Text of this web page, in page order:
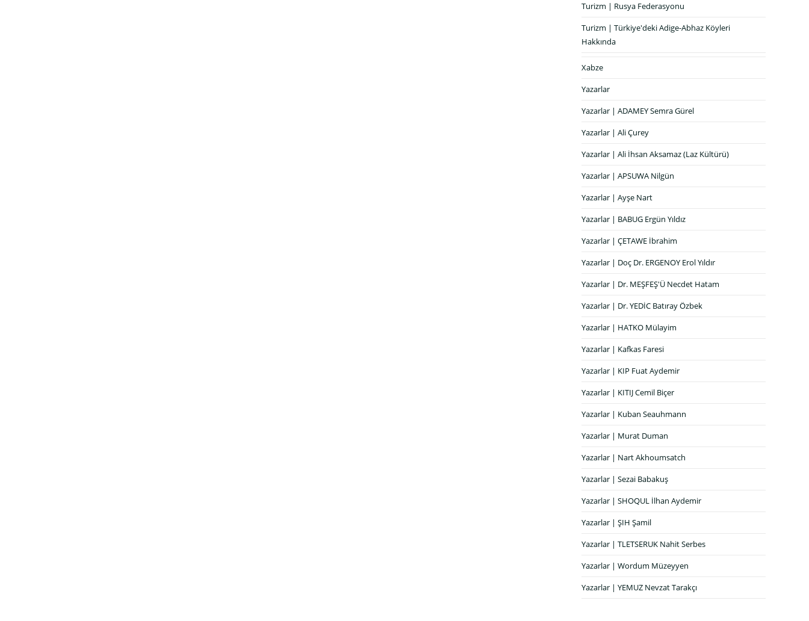
Turizm | Rusya Federasyonu
Turizm | Türkiye'deki Adige-Abhaz Köyleri
Hakkında
Xabze
Yazarlar
Yazarlar | ADAMEY Semra Gürel
Yazarlar | Ali Çurey
Yazarlar | Ali İhsan Aksamaz (Laz Kültürü)
Yazarlar | APSUWA Nilgün
Yazarlar | Ayşe Nart
Yazarlar | BABUG Ergün Yıldız
Yazarlar | ÇETAWE İbrahim
Yazarlar | Doç Dr. ERGENOY Erol Yıldır
Yazarlar | Dr. MEŞFEŞ'Ü Necdet Hatam
Yazarlar | Dr. YEDİC Batıray Özbek
Yazarlar | HATKO Mülayim
Yazarlar | Kafkas Faresi
Yazarlar | KIP Fuat Aydemir
Yazarlar | KITIJ Cemil Biçer
Yazarlar | Kuban Seauhmann
Yazarlar | Murat Duman
Yazarlar | Nart Akhoumsatch
Yazarlar | Sezai Babakuş
Yazarlar | SHOQUL İlhan Aydemir
Yazarlar | ŞIH Şamil
Yazarlar | TLETSERUK Nahit Serbes
Yazarlar | Wordum Müzeyyen
Yazarlar | YEMUZ Nevzat Tarakçı